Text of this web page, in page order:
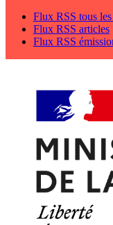
Flux RSS tous
Flux RSS articles
Flux RSS